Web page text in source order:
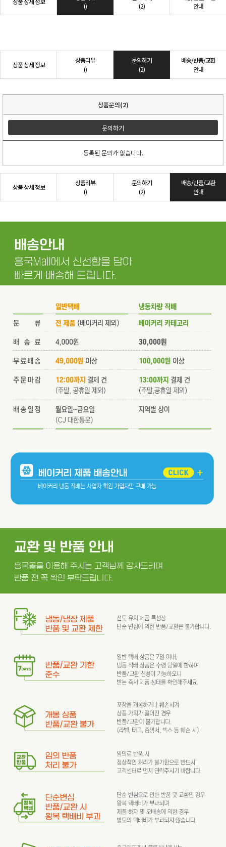
()
(2)
안내
상품 상세 정보
상품리뷰
()
문의하기
(2)
배송/반품/교환
안내
상품문의(2)
문의하기
등록된 문의가 없습니다.
상품 상세 정보
상품리뷰
()
문의하기
(2)
배송/반품/교환
안내